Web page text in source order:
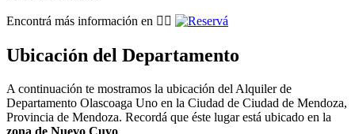
Encontrá más información en 👉🏽
Ubicación del Departamento
A continuación te mostramos la ubicación del Alquiler de
Departamento Olascoaga Uno en la Ciudad de Ciudad de Mendoza,
Provincia de Mendoza. Recordá que éste lugar está ubicado en la
zona de Nuevo Cuyo